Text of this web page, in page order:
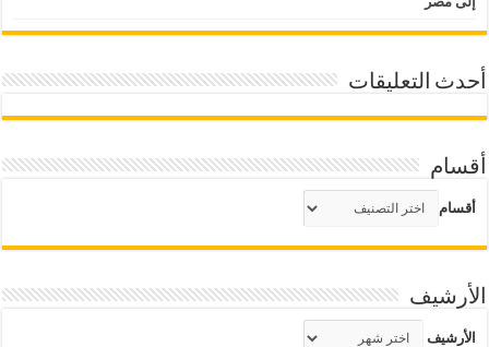
أحدث التعليقات
أقسام
أقسام
الأرشيف
الأرشيف